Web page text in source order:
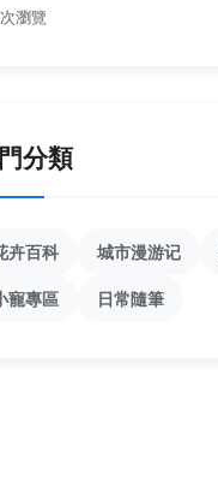
瀏覽
分類
卉百科 城市漫游记
寵專區 日常隨筆